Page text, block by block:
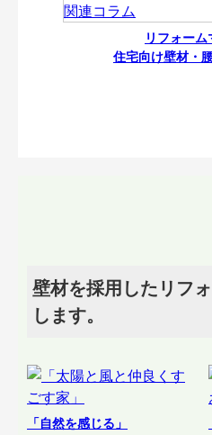
リフォー
住宅向け壁材・
壁材を採用したリフ
します。
「自然を感じる」